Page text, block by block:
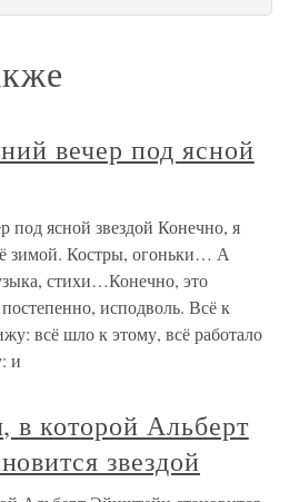
вечер под ясной
под ясной звездой Конечно, я
зимой. Костры, огоньки… А
стихи…Конечно, это
исподволь. Всё к
всё шло к этому, всё работало
и
в которой Альберт
звездой